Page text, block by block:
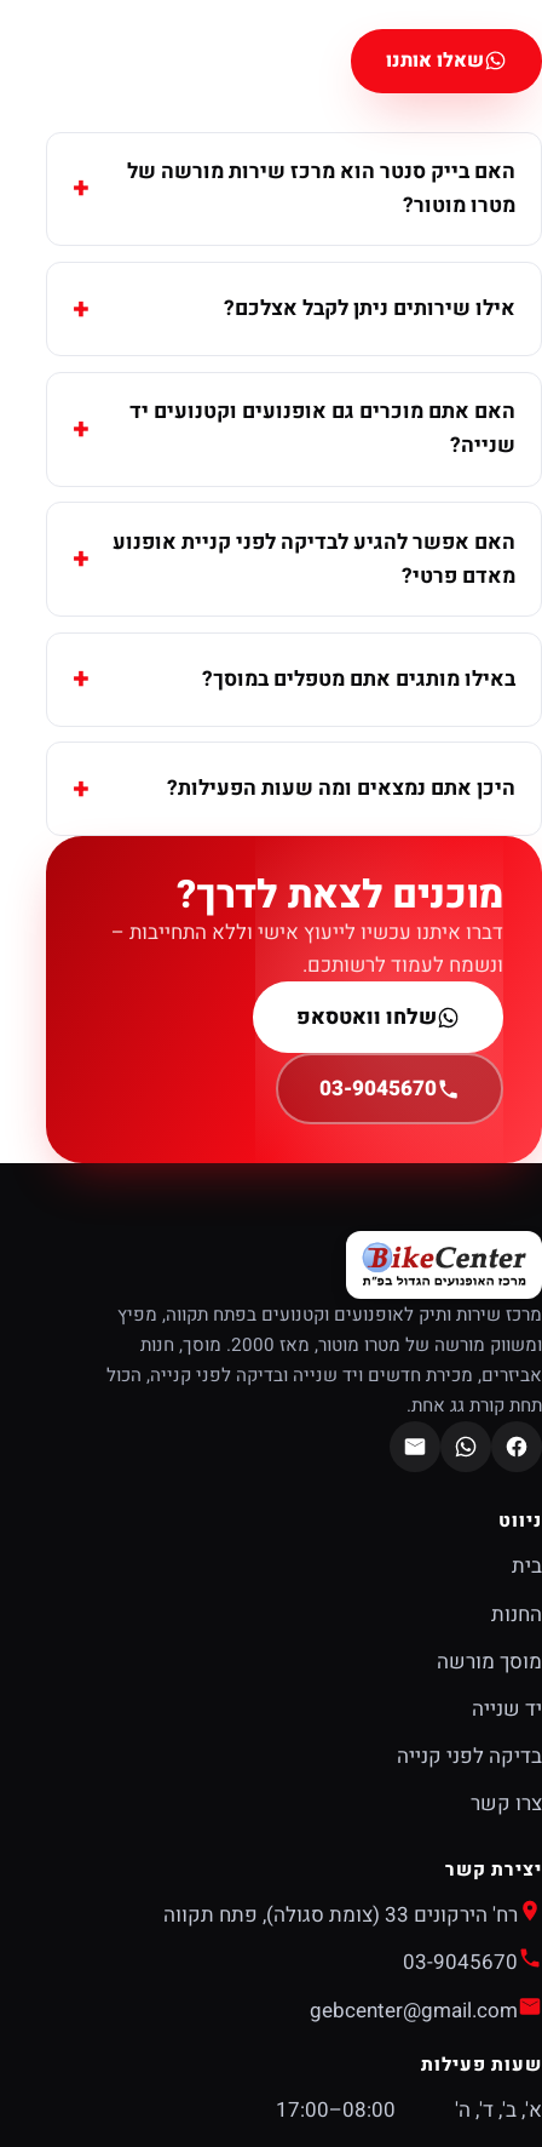
שאלו אותנו
האם בייק סנטר הוא מרכז שירות מורשה של
מטרו מוטור?
אילו שירותים ניתן לקבל אצלכם?
האם אתם מוכרים גם אופנועים וקטנועים יד
שנייה?
האם אפשר להגיע לבדיקה לפני קניית אופנוע
מאדם פרטי?
באילו מותגים אתם מטפלים במוסך?
היכן אתם נמצאים ומה שעות הפעילות?
מוכנים לצאת לדרך?
דברו איתנו עכשיו לייעוץ אישי וללא התחייבות –
ונשמח לעמוד לרשותכם.
שלחו וואטסאפ
03-9045670
מרכז שירות ותיק לאופנועים וקטנועים בפתח תקווה, מפיץ
ומשווק מורשה של מטרו מוטור, מאז 2000. מוסך, חנות
אביזרים, מכירת חדשים ויד שנייה ובדיקה לפני קנייה, הכול
תחת קורת גג אחת.
ניווט
בית
החנות
מוסך מורשה
יד שנייה
בדיקה לפני קנייה
צרו קשר
יצירת קשר
רח' הירקונים 33 (צומת סגולה), פתח תקווה
03-9045670
gebcenter@gmail.com
שעות פעילות
א', ב', ד', ה'
08:00–17:00